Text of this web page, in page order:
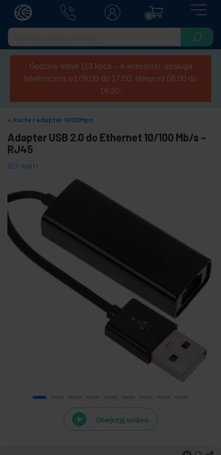
0
Godziny letnie (13 lipca – 4 września): obsługa
telefoniczna od 09:00 do 17:00, sklep od 08:00 do
16:30.
Karta i adapter 1000Mps
Adapter USB 2.0 do Ethernet 10/100 Mb/s –
RJ45
REF: RA011
Obejrzyj wideo